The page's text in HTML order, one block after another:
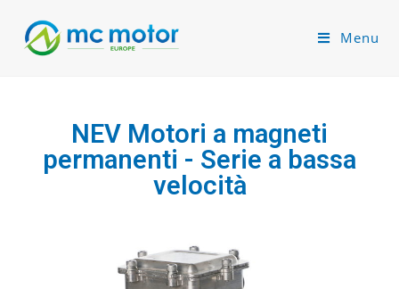
Menu
NEV Motori a magneti
permanenti - Serie a bassa
velocità